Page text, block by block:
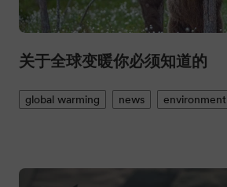
关于全球变暖你必须知道的
global warming news environment